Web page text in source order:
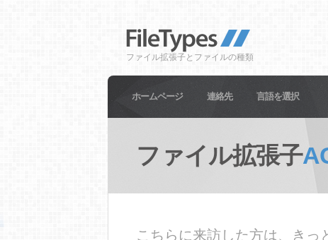
ファイル拡張子とファイルの種類
ホームページ 連絡先 言語を選択
ファイル拡張子
こちらに来訪した方は、きっ